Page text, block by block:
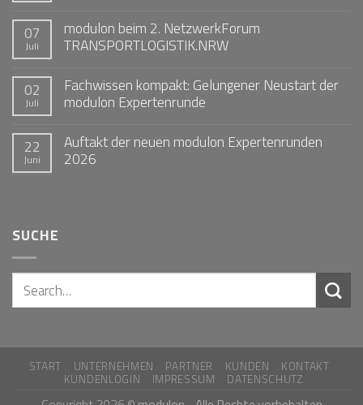
07
Juli
modulon beim 2. NetzwerkForum
TRANSPORTLOGISTIK.NRW
02
Juli
Fachwissen kompakt: Gelungener Neustart der
modulon Expertenrunde
22
Juni
Auftakt der neuen modulon Expertenrunden
2026
SUCHE
START UNTERNEHMEN PARTNER KUNDEN
KONTAKT
KUNDENLOGIN
IMPRESSUM DATENSCHUTZ